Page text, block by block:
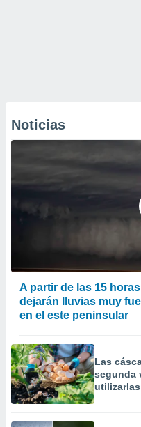
Noticias
A partir de las 15
dejarán lluvias muy
en el este peninsular
Las
segunda